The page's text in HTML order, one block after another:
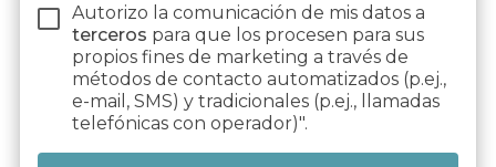
Autorizo la comunicación de mis datos a
terceros para que los procesen para sus
propios fines de marketing a través de
métodos de contacto automatizados (p.ej.,
e-mail, SMS) y tradicionales (p.ej., llamadas
telefónicas con operador)".